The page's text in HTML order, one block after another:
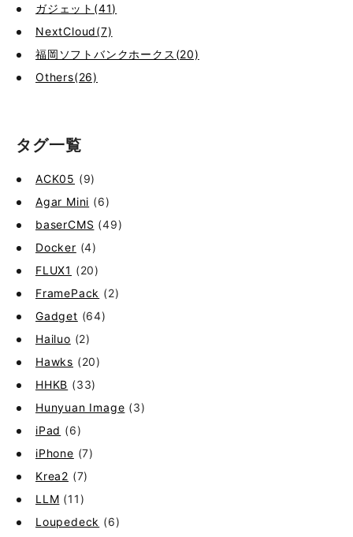
ガジェット(41)
NextCloud(7)
福岡ソフトバンクホークス(20)
Others(26)
タグ一覧
ACK05 (9)
Agar Mini (6)
baserCMS (49)
Docker (4)
FLUX1 (20)
FramePack (2)
Gadget (64)
Hailuo (2)
Hawks (20)
HHKB (33)
Hunyuan Image (3)
iPad (6)
iPhone (7)
Krea2 (7)
LLM (11)
Loupedeck (6)